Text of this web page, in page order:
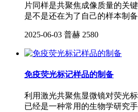
片同样是共聚焦成像质量的关
是不是还在为了自己的样本制
2025-06-03 普赫 2580
免疫荧光标记样品的制备
利用激光共聚焦显微镜对荧光
已经是一种常用的生物学研究